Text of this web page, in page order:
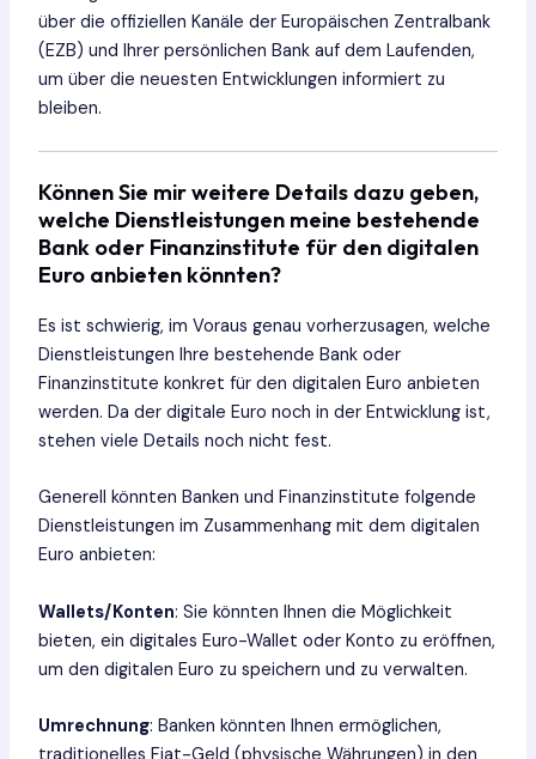
über die offiziellen Kanäle der Europäischen Zentralbank
(EZB) und Ihrer persönlichen Bank auf dem Laufenden,
um über die neuesten Entwicklungen informiert zu
bleiben.
Können Sie mir weitere Details dazu geben,
welche Dienstleistungen meine bestehende
Bank oder Finanzinstitute für den digitalen
Euro anbieten könnten?
Es ist schwierig, im Voraus genau vorherzusagen, welche
Dienstleistungen Ihre bestehende Bank oder
Finanzinstitute konkret für den digitalen Euro anbieten
werden. Da der digitale Euro noch in der Entwicklung ist,
stehen viele Details noch nicht fest.
Generell könnten Banken und Finanzinstitute folgende
Dienstleistungen im Zusammenhang mit dem digitalen
Euro anbieten:
Wallets/Konten: Sie könnten Ihnen die Möglichkeit
bieten, ein digitales Euro-Wallet oder Konto zu eröffnen,
um den digitalen Euro zu speichern und zu verwalten.
Umrechnung: Banken könnten Ihnen ermöglichen,